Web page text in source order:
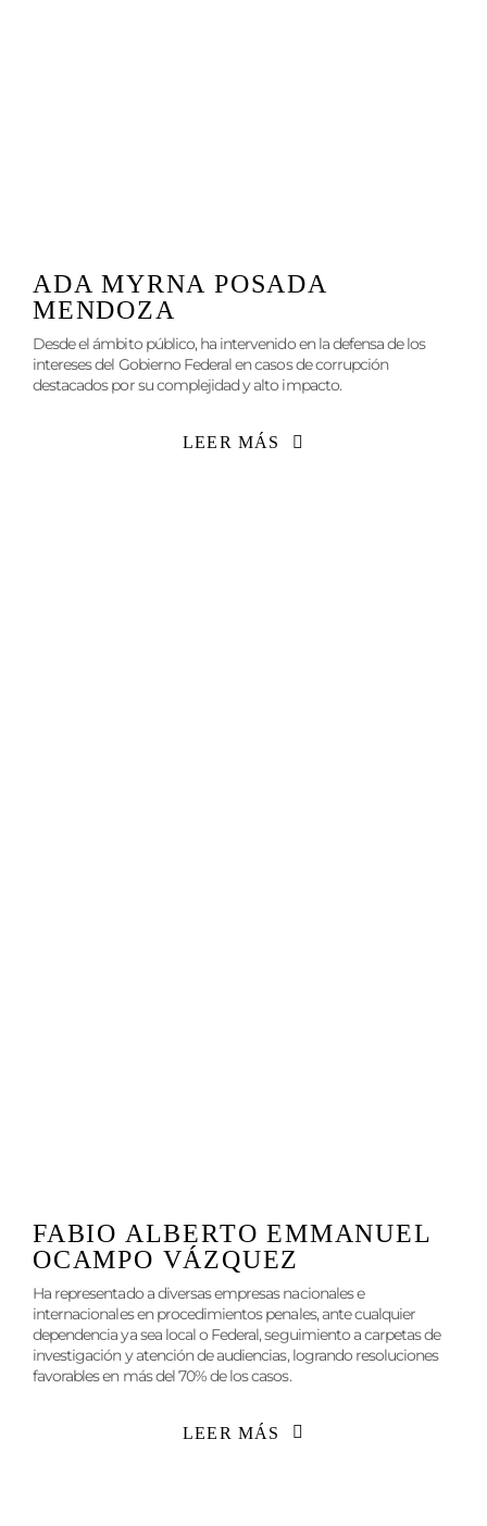
ADA MYRNA POSADA
MENDOZA
Desde el ámbito público, ha intervenido en la defensa de los
intereses del Gobierno Federal en casos de corrupción
destacados por su complejidad y alto impacto.
LEER MÁS
FABIO ALBERTO EMMANUEL
OCAMPO VÁZQUEZ
Ha representado a diversas empresas nacionales e
internacionales en procedimientos penales, ante cualquier
dependencia ya sea local o Federal, seguimiento a carpetas de
investigación y atención de audiencias, logrando resoluciones
favorables en más del 70% de los casos.
LEER MÁS